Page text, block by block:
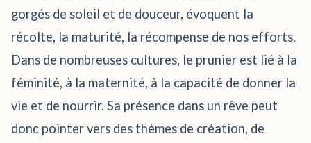
gorgés de soleil et de douceur, évoquent la
récolte, la maturité, la récompense de nos efforts.
Dans de nombreuses cultures, le prunier est lié à la
féminité, à la maternité, à la capacité de donner la
vie et de nourrir. Sa présence dans un rêve peut
donc pointer vers des thèmes de création, de